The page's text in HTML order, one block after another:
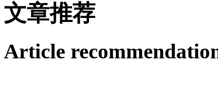
文章推荐
Article